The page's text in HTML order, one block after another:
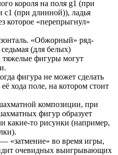
короля на поля g1 (при
c1 (при длинной)), ладья
которое «перепрыгнул»
«Обжорный» ряд-
(для белых)
тяжелые фигуры могут
фигура не может сделать
хода поле, на котором стоит
композиции, при
фигур образует
какие-то рисунки (например,
— «затмение» во время игры,
очевидных выигрывающих